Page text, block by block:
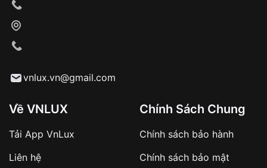
Từ khóa SEO:
sản phẩm đặc biệt
vnlux.vn@gmail.com
Về VNLUX
Tải App VnLux
Liên hệ
Chính Sách Chung
Chính sách bảo hành
Chính sách bảo mật